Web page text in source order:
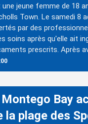
jeune femme de 18
Town. Le samedi 8
par des
soins après qu'elle ait
prescrits. Après
Bay
la plage des